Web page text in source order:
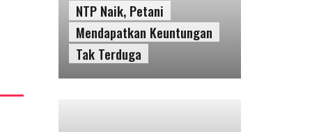
NTP Naik, Petani
Mendapatkan Keuntungan
Tak Terduga